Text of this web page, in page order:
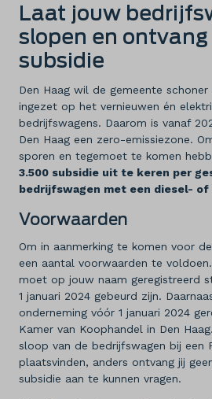
Vacatures
Vergelijken
Vestigingen
Merken
Diensten
Over ons
Kennis & advies
Land
Nederland
Taal
Nederlands
Laat jouw
slopen en
subsidie
Den Haag wil de gemeente
ingezet op het vernieuwen én
bedrijfswagens. Daarom is vanaf
Den Haag een zero-emissiezone.
sporen en tegemoet te komen
3.500 subsidie uit te keren per
bedrijfswagen met een diesel- of
Voorwaarden
Om in aanmerking te komen voor
een aantal voorwaarden te
moet op jouw naam geregistreerd
1 januari 2024 gebeurd zijn.
onderneming vóór 1 januari 2024
Kamer van Koophandel in Den
sloop van de bedrijfswagen bij een
plaatsvinden, anders ontvang jij
subsidie aan te kunnen vragen.